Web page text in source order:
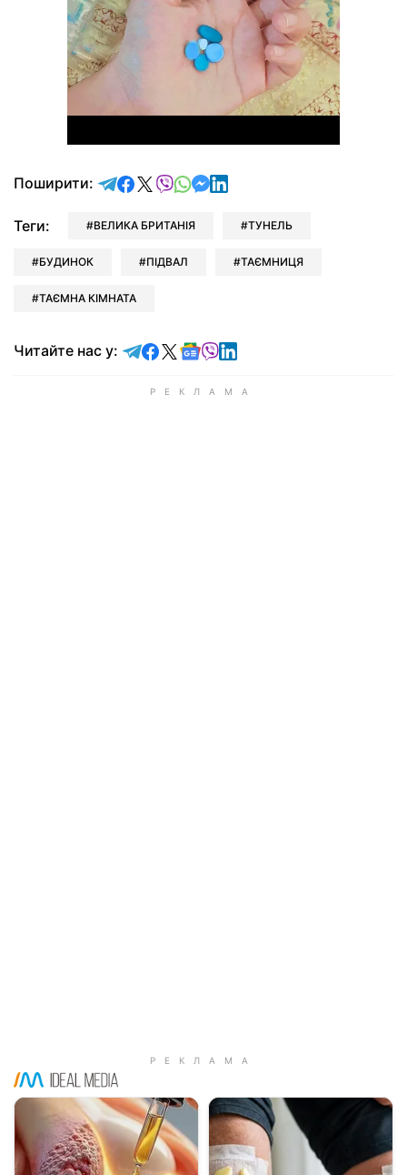
Поширити: відправити у Telegram
поділитись у Facebook
поділитись у X
відправити у Viber
відправити у Whatsapp
відправити у Messenger
відправити у LinkedIn
Теги: ВЕЛИКА БРИТАНІЯ ТУНЕЛЬ
БУДИНОК ПІДВАЛ ТАЄМНИЦЯ
ТАЄМНА КІМНАТА
Читайте нас у: Читайте у Telegram
Читайте у Facebook
Читайте у X
Читайте у Google news
Читайте у Viber
Читайте у LinkedIn